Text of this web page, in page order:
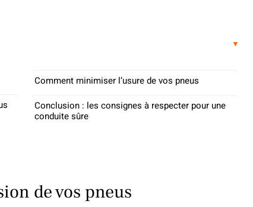
Comment minimiser l’usure de vos pneus
Conclusion : les consignes à respecter pour une
conduite sûre
de vos pneus